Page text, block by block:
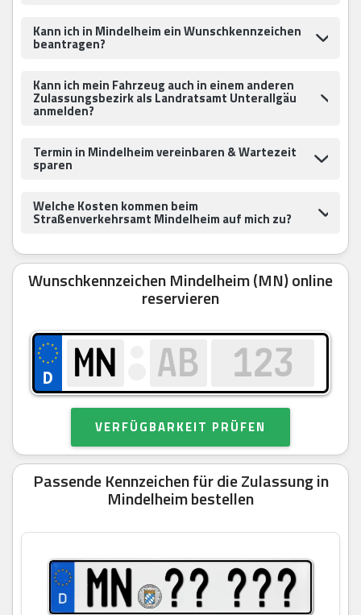
Kann ich in Mindelheim ein Wunschkennzeichen
beantragen?
Kann ich mein Fahrzeug auch in einem anderen
Zulassungsbezirk als Landratsamt Unterallgäu
anmelden?
Termin in Mindelheim vereinbaren & Wartezeit
sparen
Welche Kosten kommen beim
Straßenverkehrsamt Mindelheim auf mich zu?
Wunschkennzeichen Mindelheim (MN) online
reservieren
VERFÜGBARKEIT PRÜFEN
Passende Kennzeichen für die Zulassung in
Mindelheim bestellen